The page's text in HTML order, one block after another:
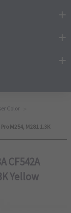
Color
M254, M281 1.3K
CF542A
Yellow